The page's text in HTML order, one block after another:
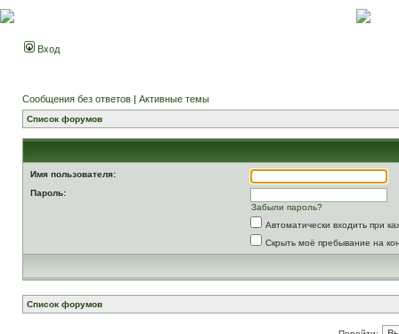
Вход
Сообщения без ответов | Активные темы
Список форумов
Имя пользователя:
Пароль:
Забыли пароль?
Автоматически входить при
Скрыть моё пребывание на
Список форумов